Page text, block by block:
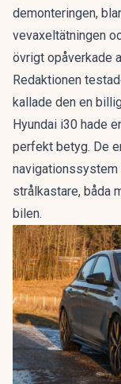
demonteringen,
vevaxeltätningen
övrigt opåverkade
Redaktionen
kallade den en
Hyundai i30 hade
perfekt betyg. De
strålkastare, båda
bilen.